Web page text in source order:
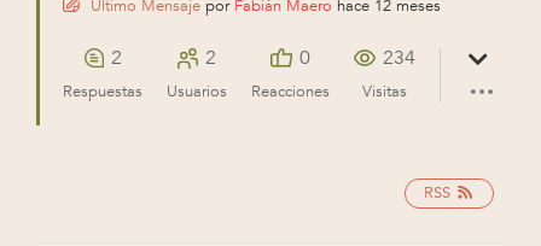
Último Mensaje por Fabián Maero hace 12 meses
2
Respuestas
2
Usuarios
0
Reacciones
234
Visitas
RSS